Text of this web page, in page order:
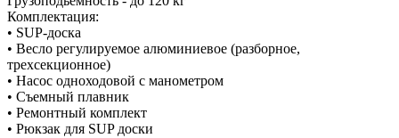
Комплектация:
• SUP-доска
• Весло регулируемое алюминиевое (разборное,
трехсекционное)
• Насос одноходовой с манометром
• Съемный плавник
• Ремонтный комплект
• Рюкзак для SUP доски